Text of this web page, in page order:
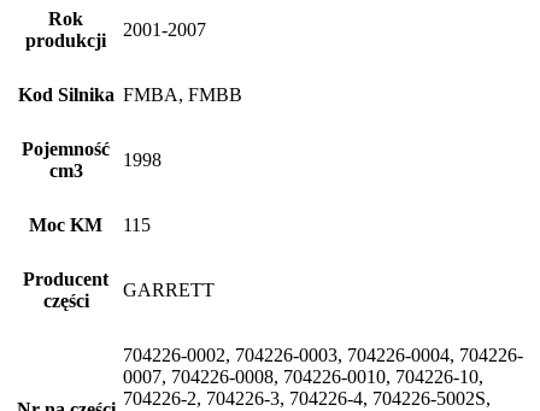
Rok
produkcji
2001-2007
Kod Silnika FMBA, FMBB
Pojemność
cm3
1998
Moc KM 115
Producent
części
GARRETT
704226-0002, 704226-0003, 704226-0004, 704226-
0007, 704226-0008, 704226-0010, 704226-10,
704226-2, 704226-3, 704226-4, 704226-5002S,